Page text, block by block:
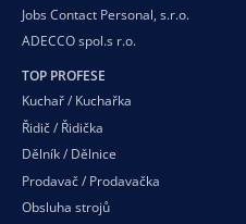
Jobs Contact Personal, s.r.o.
ADECCO spol.s r.o.
TOP PROFESE
Kuchař / Kuchařka
Řidič / Řidička
Dělník / Dělnice
Prodavač / Prodavačka
Obsluha strojů